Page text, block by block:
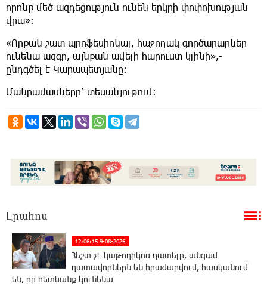
որոնք մեծ ազդեցություն ունեն երկրի փոփոխության
վրա»։
«Որքան շատ պրոֆեսիոնալ, հաջողակ գործարարներ
ունենա ազգը, այնքան ավելի հարուստ կլինի»,-
ընդգծել է Կարապետյանը։
Մանրամասները՝ տեսանյութում։
Լրահոս
12:06:15 9-08-2026
Հեշտ չէ կաթողիկոս դատելը, անգամ
դատավորներն են հրաժարվում, հասկանում
են, որ հետևանք կունենա